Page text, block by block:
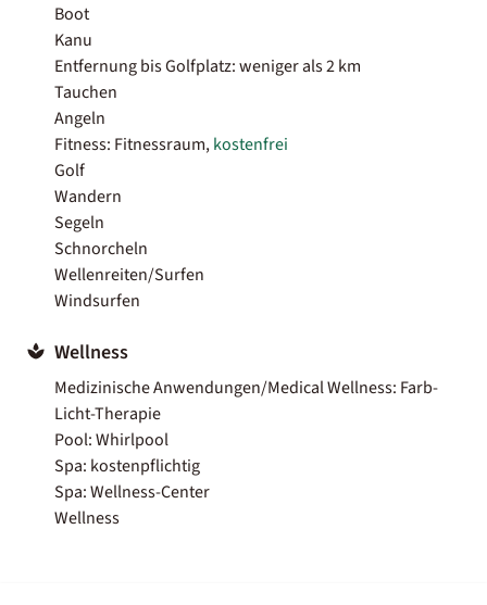
Boot
Kanu
Entfernung bis Golfplatz: weniger als 2 km
Tauchen
Angeln
Fitness: Fitnessraum,kostenfrei
Golf
Wandern
Segeln
Schnorcheln
Wellenreiten/Surfen
Windsurfen
Wellness
Medizinische Anwendungen/Medical Wellness: Farb-
Licht-Therapie
Pool: Whirlpool
Spa: kostenpflichtig
Spa: Wellness-Center
Wellness